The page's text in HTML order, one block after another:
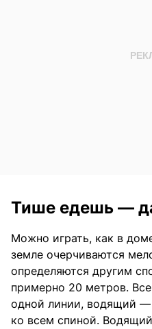
Тише едешь —
Можно играть, как в
земле очерчиваются
определяются другим
примерно 20 метров.
одной линии, водящий —
ко всем спиной.